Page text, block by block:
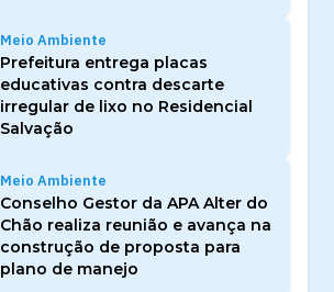
Meio Ambiente
Prefeitura entrega placas
educativas contra descarte
irregular de lixo no Residencial
Salvação
Meio Ambiente
Conselho Gestor da APA Alter do
Chão realiza reunião e avança na
construção de proposta para
plano de manejo